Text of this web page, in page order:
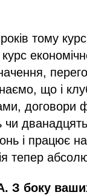
тому
що і
договори
дванадцять
і працює
тепер
боку